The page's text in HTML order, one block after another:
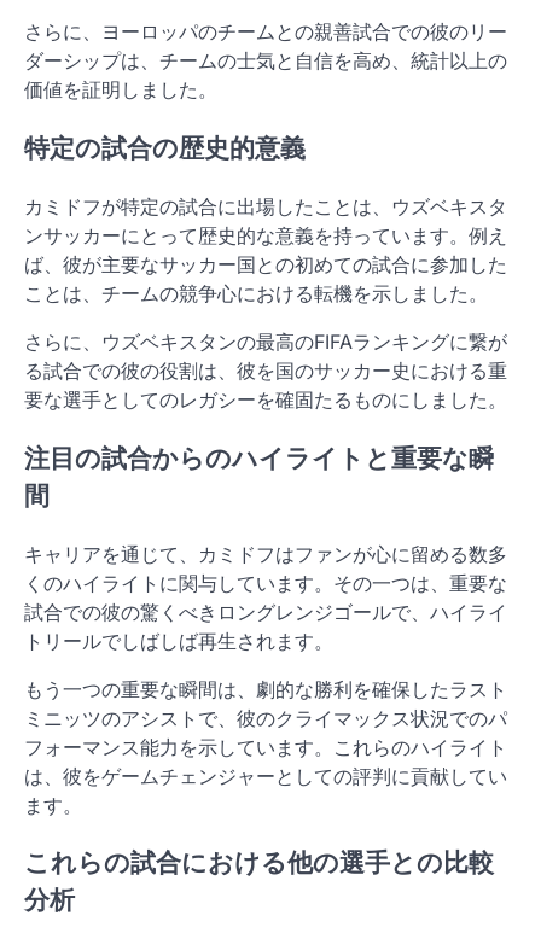
さらに、ヨーロッパのチームとの親善試合での彼のリー
ダーシップは、チームの士気と自信を高め、統計以上の
価値を証明しました。
特定の試合の歴史的意義
カミドフが特定の試合に出場したことは、ウズベキスタ
ンサッカーにとって歴史的な意義を持っています。例え
ば、彼が主要なサッカー国との初めての試合に参加した
ことは、チームの競争心における転機を示しました。
さらに、ウズベキスタンの最高のFIFAランキングに繋が
る試合での彼の役割は、彼を国のサッカー史における重
要な選手としてのレガシーを確固たるものにしました。
注目の試合からのハイライトと重要な瞬
間
キャリアを通じて、カミドフはファンが心に留める数多
くのハイライトに関与しています。その一つは、重要な
試合での彼の驚くべきロングレンジゴールで、ハイライ
トリールでしばしば再生されます。
もう一つの重要な瞬間は、劇的な勝利を確保したラスト
ミニッツのアシストで、彼のクライマックス状況でのパ
フォーマンス能力を示しています。これらのハイライト
は、彼をゲームチェンジャーとしての評判に貢献してい
ます。
これらの試合における他の選手との比較
分析